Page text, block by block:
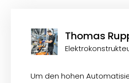
Thomas
Um den hohen